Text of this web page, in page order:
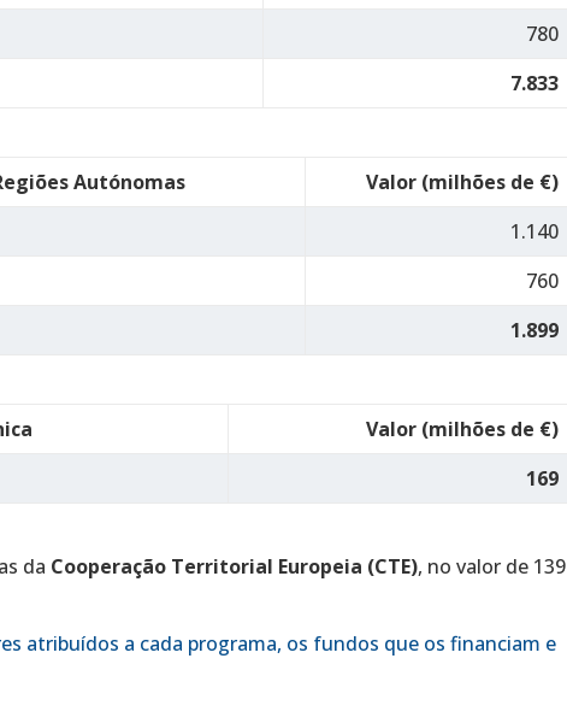
780
7.833
Autónomas
Valor (milhões de €)
1.140
760
1.899
Valor (milhões de €)
169
da Cooperação Territorial Europeia (CTE), no valor de 139
atribuídos a cada programa, os fundos que os financiam e